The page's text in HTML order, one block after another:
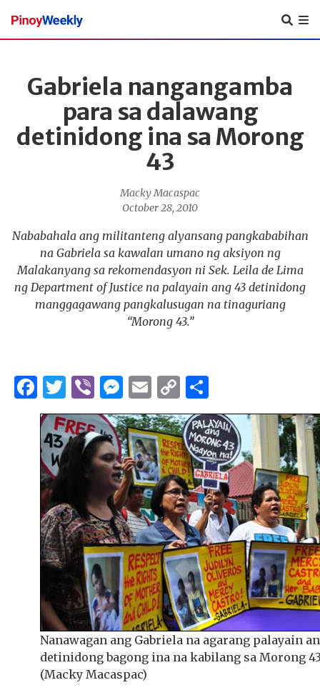
Pinoy
Weekly
Gabriela nangangamba
para sa dalawang
detinidong ina sa Morong
43
Macky Macaspac
October 28, 2010
Nababahala ang militanteng alyansang pangkababihan
na Gabriela sa kawalan umano ng aksiyon ng
Malakanyang sa rekomendasyon ni Sek. Leila de Lima
ng Department of Justice na palayain ang 43 detinidong
manggagawang pangkalusugan na tinaguriang
“Morong 43.”
Facebook
Twitter
ViberMessenger
Email
Copy
Link
Nanawagan ang Gabriela na agarang palayain
detinidong bagong ina na kabilang sa Morong
(Macky Macaspac)